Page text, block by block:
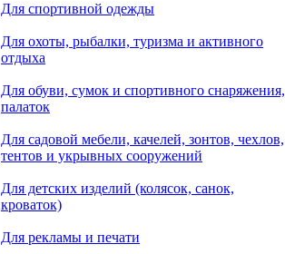
Для спортивной одежды
Для охоты, рыбалки, туризма и активного
отдыха
Для обуви, сумок и спортивного снаряжения,
палаток
Для садовой мебели, качелей, зонтов, чехлов,
тентов и укрывных сооружений
Для детских изделий (колясок, санок,
кроваток)
Для рекламы и печати